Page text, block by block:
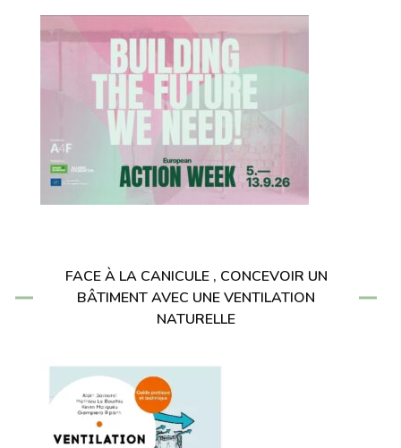
FACE À LA CANICULE , CONCEVOIR UN
BÂTIMENT AVEC UNE VENTILATION
NATURELLE